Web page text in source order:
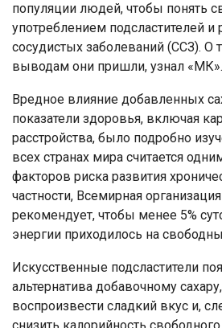
популяции людей, чтобы понять
употреблением подсластителей и
сосудистых заболеваний (ССЗ). О
выводам они пришли, узнал «МК».
Вредное влияние добавленных
показатели здоровья, включая
расстройства, было подробно
всех странах мира считается
факторов риска развития
частности, Всемирная
рекомендует, чтобы менее 5%
энергии приходилось на
Искусственные подсластители
альтернатива добавочному
воспроизвести сладкий вкус и,